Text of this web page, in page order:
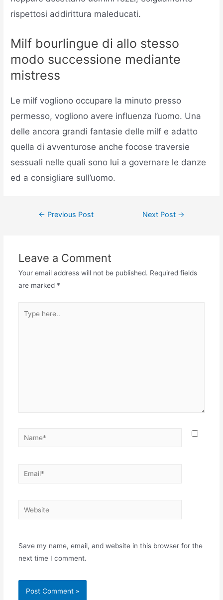
rispettosi addirittura maleducati.
Milf bourlingue di allo stesso
modo successione mediante
mistress
Le milf vogliono occupare la minuto presso
permesso, vogliono avere influenza l’uomo. Una
delle ancora grandi fantasie delle milf e adatto
quella di avventurose anche focose traversie
sessuali nelle quali sono lui a governare le danze
ed a consigliare sull’uomo.
← Previous Post Next Post →
Leave a Comment
Your email address will not be published. Required fields
are marked *
Save my name, email, and website in this browser for the
next time I comment.